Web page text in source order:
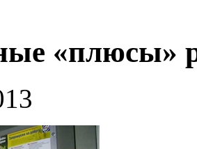
«плюсы»